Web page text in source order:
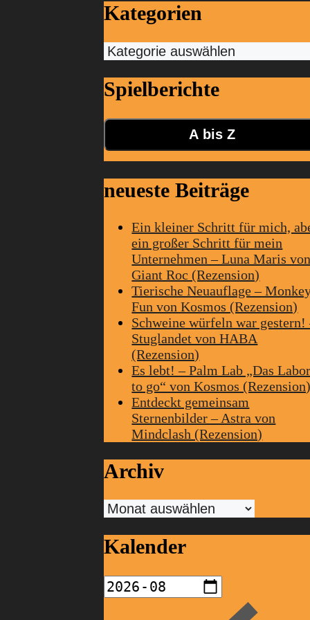
Kategorien
Kategorien
Spielberichte
A bis Z
neueste Beiträge
Ein kleiner Schritt für mich,
ein großer Schritt für mein
Unternehmen – Luna Maris von
Giant Roc (Rezension)
Tierische Neuauflage –
Fun von Kosmos (Rezension)
Schweine würfeln war gestern!
Stuglandet von HABA
(Rezension)
Es lebt! – Palm Lab „Das Labor
to go“ von Kosmos (Rezension)
Entdeckt gemeinsam
Sternenbilder – Astra von
Mindclash (Rezension)
Archiv
Archiv
Kalender